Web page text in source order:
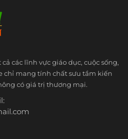
các lĩnh vực giáo dục, cuộc sống,
chỉ mang tính chất sưu tầm kiến
có giá trị thương mại.